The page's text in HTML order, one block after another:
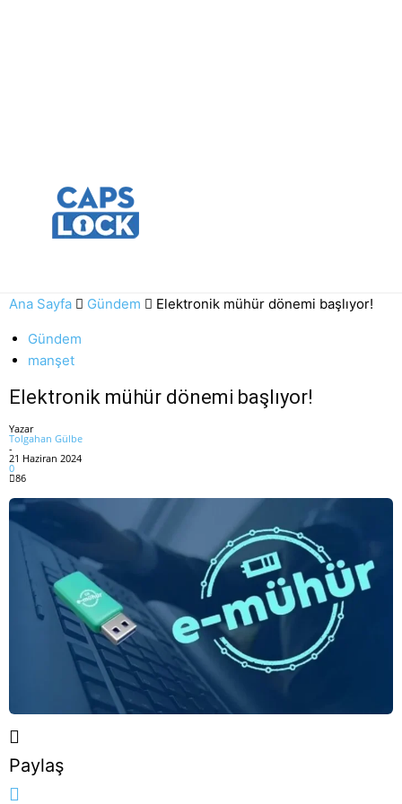
Ana Sayfa Gündem Elektronik mühür dönemi başlıyor!
Gündem
manşet
Elektronik mühür dönemi başlıyor!
Yazar
Tolgahan Gülbe
-
21 Haziran 2024
0
86
Paylaş